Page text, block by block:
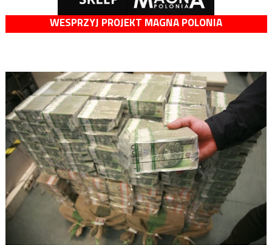
WESPRZYJ PROJEKT MAGNA POLONIA